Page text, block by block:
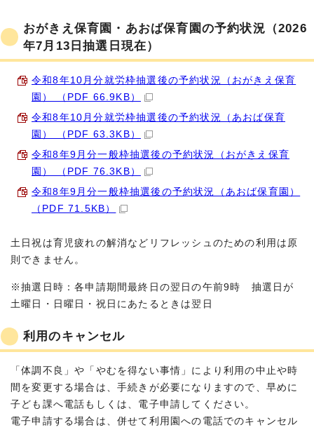
おがきえ保育園・あおば保育園の予約状況（2026
年7月13日抽選日現在）
令和8年10月分就労枠抽選後の予約状況（おがきえ保育
園） （PDF 66.9KB）
令和8年10月分就労枠抽選後の予約状況（あおば保育
園） （PDF 63.3KB）
令和8年9月分一般枠抽選後の予約状況（おがきえ保育
園） （PDF 76.3KB）
令和8年9月分一般枠抽選後の予約状況（あおば保育園）
（PDF 71.5KB）
土日祝は育児疲れの解消などリフレッシュのための利用は原
則できません。
※抽選日時：各申請期間最終日の翌日の午前9時 抽選日が
土曜日・日曜日・祝日にあたるときは翌日
利用のキャンセル
「体調不良」や「やむを得ない事情」により利用の中止や時
間を変更する場合は、手続きが必要になりますので、早めに
子ども課へ電話もしくは、電子申請してください。
電子申請する場合は、併せて利用園への電話でのキャンセル